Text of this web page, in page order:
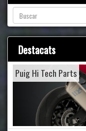
Destacats
Puig Hi Tech Parts